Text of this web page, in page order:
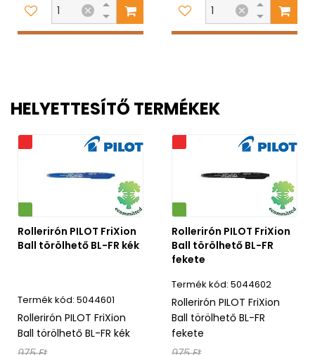
HELYETTESÍTŐ TERMÉKEK
Rollerirón PILOT FriXion
Ball törölhető BL-FR kék
5044601
Rollerirón PILOT FriXion
Ball törölhető BL-FR kék
Akciós
Környezetbarát
Rollerirón PILOT FriXion
Ball törölhető BL-FR
fekete
5044602
Rollerirón PILOT FriXion
Ball törölhető BL-FR
fekete